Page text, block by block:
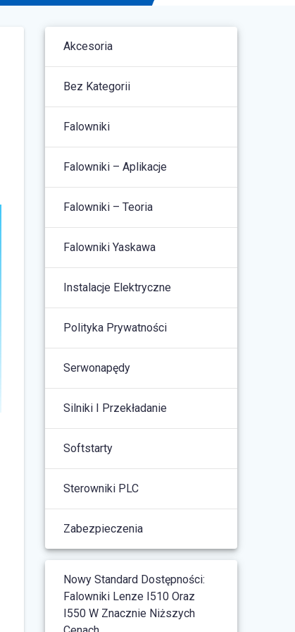
Akcesoria
Bez Kategorii
Falowniki
Falowniki – Aplikacje
Falowniki – Teoria
Falowniki Yaskawa
Instalacje Elektryczne
Polityka Prywatności
Serwonapędy
Silniki I Przekładanie
Softstarty
Sterowniki PLC
Zabezpieczenia
Nowy Standard Dostępności:
Falowniki Lenze I510 Oraz
I550 W Znacznie Niższych